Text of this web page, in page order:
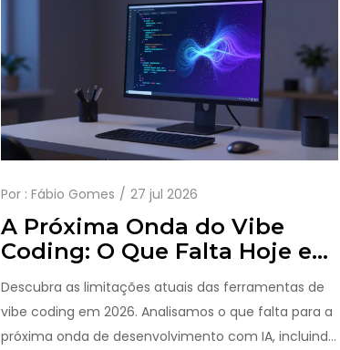
Por : Fábio Gomes 27 jul 2026
A Próxima Onda do Vibe
Coding: O Que Falta Hoje em
2026
Descubra as limitações atuais das ferramentas de
vibe coding em 2026. Analisamos o que falta para a
próxima onda de desenvolvimento com IA, incluindo